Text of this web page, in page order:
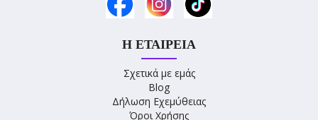
Η ΕΤΑΙΡΕΊΑ
Σχετικά με εμάς
Blog
Δήλωση Εχεμύθειας
Όροι Χρήσης